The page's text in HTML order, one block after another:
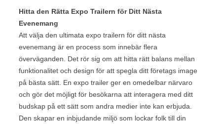
Hitta den Rätta Expo Trailern för Ditt Nästa
Evenemang
Att välja den ultimata expo trailern för ditt nästa
evenemang är en process som innebär flera
överväganden. Det rör sig om att hitta rätt balans mellan
funktionalitet och design för att spegla ditt företags image
på bästa sätt. En expo trailer ger en omedelbar närvaro
och gör det möjligt för besökarna att interagera med ditt
budskap på ett sätt som andra medier inte kan erbjuda.
Den skapar en inbjudande miljö som lockar folk till din